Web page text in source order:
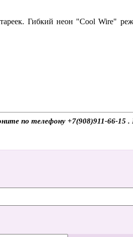
Гибкий неон "Cool Wire"
по телефону +7(908)911-66-